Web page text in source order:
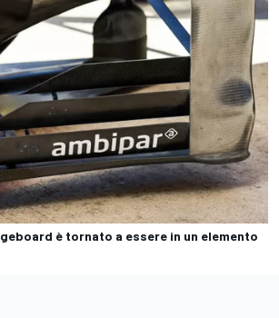
è tornato a essere in un elemento